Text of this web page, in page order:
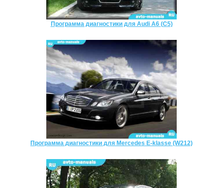
Программа диагностики для Audi A6 (C5)
Программа диагностики для Mercedes E-klasse (W212)